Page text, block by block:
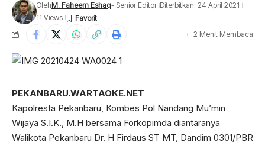
OlehM. Faheem Eshaq- Senior Editor Diterbitkan: 24 April 2021
11 Views
2 Menit Membaca
PEKANBARU.WARTAOKE.NET
Kapolresta Pekanbaru, Kombes Pol Nandang Mu’min
Wijaya S.I.K., M.H bersama Forkopimda diantaranya
Walikota Pekanbaru Dr. H Firdaus ST MT, Dandim 0301/PBR